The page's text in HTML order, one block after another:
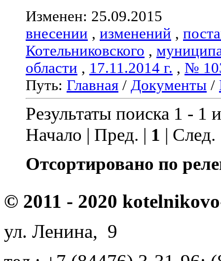
Изменен: 25.09.2015
внесении , изменений ,
Котельниковского ,
области , 17.11.2014 г. , №
Путь: Главная / Документы /
Результаты поиска 1 - 1
Начало | Пред. | 1 |
Отсортировано по
© 2011 - 2020
ул. Ленина, 9